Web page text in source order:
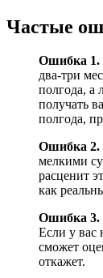
Частые
Ошибка 1.
два-три
полгода, а
получать
полгода,
Ошибка 2.
мелкими
расценит
как
Ошибка 3.
Если у вас
сможет
откажет.